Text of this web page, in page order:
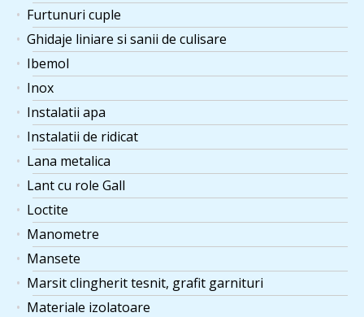
Furtunuri cuple
Ghidaje liniare si sanii de culisare
Ibemol
Inox
Instalatii apa
Instalatii de ridicat
Lana metalica
Lant cu role Gall
Loctite
Manometre
Mansete
Marsit clingherit tesnit, grafit garnituri
Materiale izolatoare